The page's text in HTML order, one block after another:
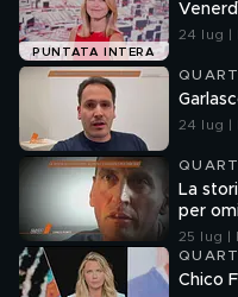
PUNTATA INTERA
24 lug |
24 lug |
La
per
25 lug |
Chico